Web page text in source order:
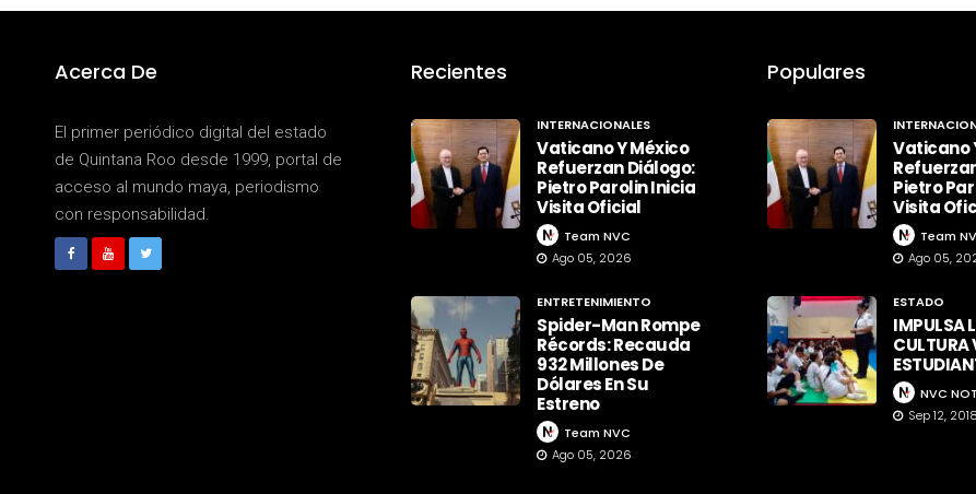
Acerca De
El primer periódico digital del estado
de Quintana Roo desde 1999, portal de
acceso al mundo maya, periodismo
con responsabilidad.
Recientes
INTERNACIONALES
Vaticano Y México
Refuerzan Diálogo:
Pietro Parolin Inicia
Visita Oficial
Team NVC
Ago 05, 2026
ENTRETENIMIENTO
Spider-Man Rompe
Récords: Recauda
932 Millones De
Dólares En Su
Estreno
Team NVC
Ago 05, 2026
Populares
Vaticano
Pietro
Visita
Team
Ago 05,
ESTADO
IMPULSA
CULTURA
NVC
Sep 12, 2018